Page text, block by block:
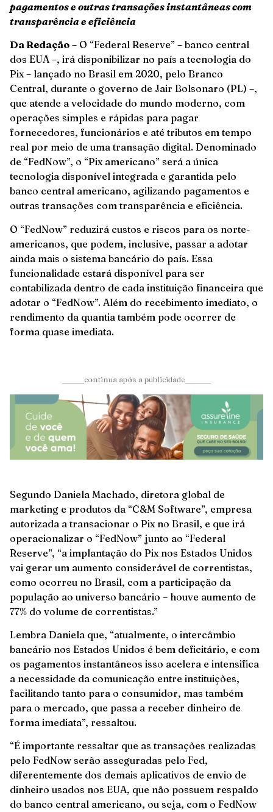
pagamentos e outras transações instantâneas com
transparência e eficiência
Da Redação – O “Federal Reserve” – banco central
dos EUA –, irá disponibilizar no país a tecnologia do
Pix – lançado no Brasil em 2020, pelo Branco
Central, durante o governo de Jair Bolsonaro (PL) –,
que atende a velocidade do mundo moderno, com
operações simples e rápidas para pagar
fornecedores, funcionários e até tributos em tempo
real por meio de uma transação digital. Denominado
de “FedNow”, o “Pix americano” será a única
tecnologia disponível integrada e garantida pelo
banco central americano, agilizando pagamentos e
outras transações com transparência e eficiência.
O “FedNow” reduzirá custos e riscos para os norte-
americanos, que podem, inclusive, passar a adotar
ainda mais o sistema bancário do país. Essa
funcionalidade estará disponível para ser
contabilizada dentro de cada instituição financeira que
adotar o “FedNow”. Além do recebimento imediato, o
rendimento da quantia também pode ocorrer de
forma quase imediata.
______continua após a publicidade_______
Segundo Daniela Machado, diretora global de
marketing e produtos da “C&M Software”, empresa
autorizada a transacionar o Pix no Brasil, e que irá
operacionalizar o “FedNow” junto ao “Federal
Reserve”, “a implantação do Pix nos Estados Unidos
vai gerar um aumento considerável de correntistas,
como ocorreu no Brasil, com a participação da
população ao universo bancário – houve aumento de
77% do volume de correntistas.”
Lembra Daniela que, “atualmente, o intercâmbio
bancário nos Estados Unidos é bem deficitário, e com
os pagamentos instantâneos isso acelera e intensifica
a necessidade da comunicação entre instituições,
facilitando tanto para o consumidor, mas também
para o mercado, que passa a receber dinheiro de
forma imediata”, ressaltou.
“É importante ressaltar que as transações realizadas
pelo FedNow serão asseguradas pelo Fed,
diferentemente dos demais aplicativos de envio de
dinheiro usados nos EUA, que não possuem respaldo
do banco central americano, ou seja, com o FedNow